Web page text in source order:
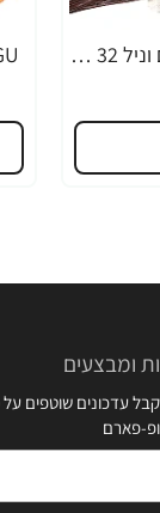
GU גו ג'ל אנרגיה טעם וניל 32 גרם - 24 יחידות
ומבצעים
עדכונים שוטפים
פארם